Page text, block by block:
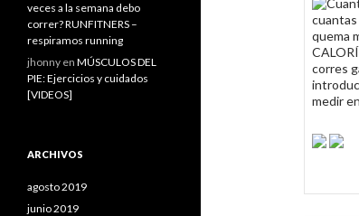
cuantas
quema
corres
medir
veces a la semana debo
correr? RUNFITNERS –
respiramos running
jhonny en MÚSCULOS DEL
PIE: Ejercicios y cuidados
[VIDEOS]
ARCHIVOS
agosto 2019
junio 2019